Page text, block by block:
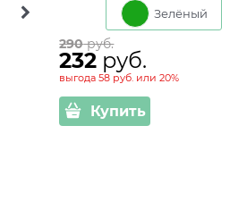
Зелёный
290 руб.
232 руб.
выгода58 руб. или20%
Купить